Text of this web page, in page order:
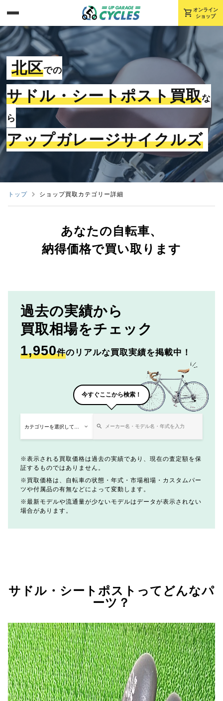
shopping_cart オンライン
ショップ
北区での
サドル・シートポスト買取な
ら
アップガレージサイクルズ
トップ ショップ買取カテゴリー詳細
あなたの自転車、
納得価格で買い取ります
過去の実績から
買取相場をチェック
1,950件のリアルな買取実績を掲載中！
今すぐここから検索！
表示される買取価格は過去の実績であり、現在の査定額を保
証するものではありません。
買取価格は、自転車の状態・年式・市場相場・カスタムパー
ツや付属品の有無などによって変動します。
最新モデルや流通量が少ないモデルはデータが表示されない
場合があります。
サドル・シートポストってどんなパ
ーツ？